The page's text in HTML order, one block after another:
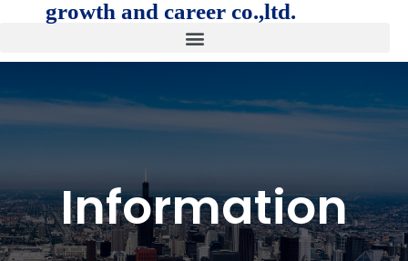
growth and career co.,ltd.
Information